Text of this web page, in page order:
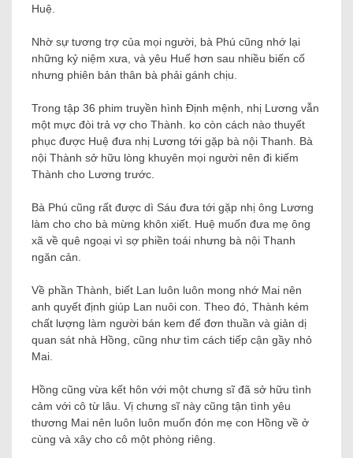
Huệ.
Nhờ sự tương trợ của mọi người, bà Phú cũng nhớ lại
những kỷ niệm xưa, và yêu Huế hơn sau nhiều biến cố
nhưng phiên bản thân bà phải gánh chịu.
Trong tập 36 phim truyền hình Định mệnh, nhị Lương vẫn
một mực đòi trả vợ cho Thành. ko còn cách nào thuyết
phục được Huệ đưa nhị Lương tới gặp bà nội Thanh. Bà
nội Thành sở hữu lòng khuyên mọi người nên đi kiếm
Thành cho Lương trước.
Bà Phú cũng rất được dì Sáu đưa tới gặp nhị ông Lương
làm cho cho bà mừng khôn xiết. Huệ muốn đưa mẹ ông
xã về quê ngoại vì sợ phiền toái nhưng bà nội Thanh
ngăn cản.
Về phần Thành, biết Lan luôn luôn mong nhớ Mai nên
anh quyết định giúp Lan nuôi con. Theo đó, Thành kém
chất lượng làm người bán kem để đơn thuần và giản dị
quan sát nhà Hồng, cũng như tìm cách tiếp cận gầy nhỏ
Mai.
Hồng cũng vừa kết hôn với một chưng sĩ đã sở hữu tình
cảm với cô từ lâu. Vị chưng sĩ này cũng tận tình yêu
thương Mai nên luôn luôn muốn đón mẹ con Hồng về ở
cùng và xây cho cô một phòng riêng.